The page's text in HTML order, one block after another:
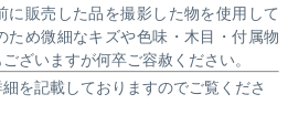
販売した品を撮影した物を使用して
ため微細なキズや色味・木目・付属物
ざいますが何卒ご容赦ください。
を記載しておりますのでご覧くださ